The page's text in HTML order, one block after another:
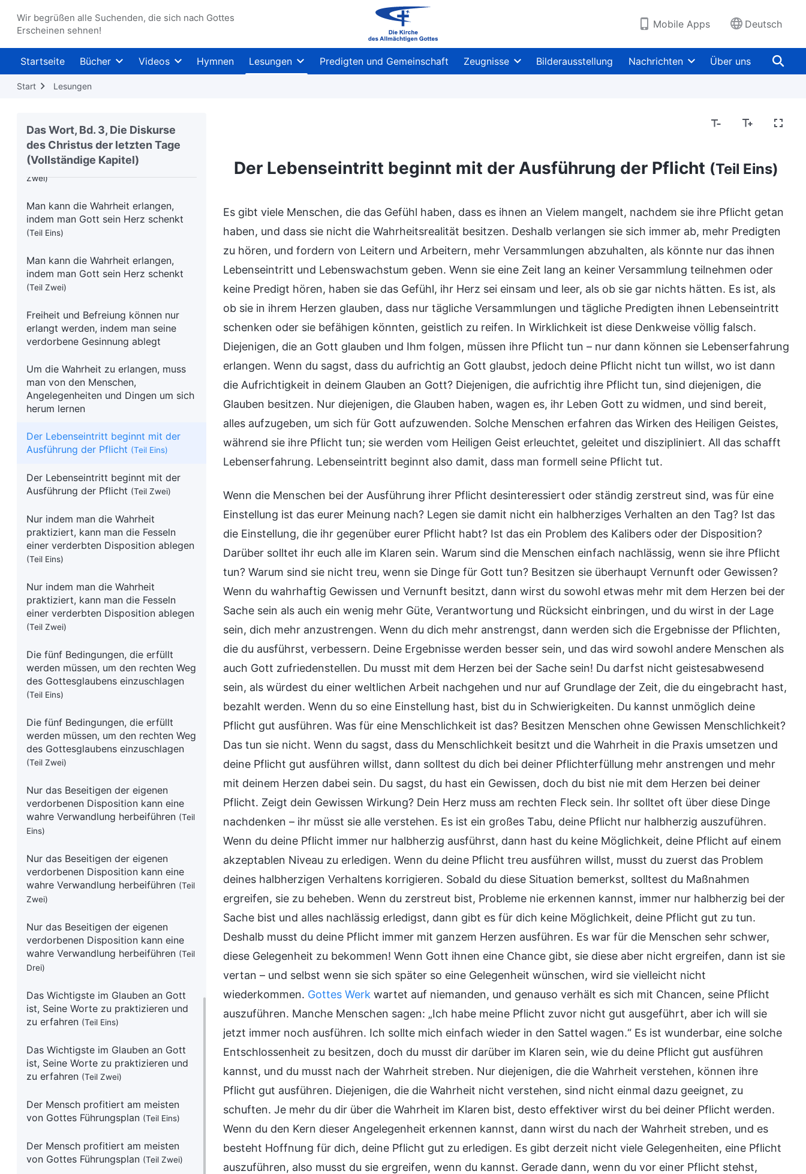
Wir begrüßen alle Suchenden, die sich nach Gottes
Erscheinen sehnen!
Mobile Apps Deutsch
Startseite Bücher Videos Hymnen Lesungen Predigten und Gemeinschaft Zeugnisse Bilderausstellung Nachrichten Über uns
Start Lesungen
Das Wort, Bd. 3, Die Diskurse
des Christus der letzten Tage
(Vollständige Kapitel)
Die Menschen stellen zu viele
Forderungen an Gott
Christi Wesen ist Liebe
Glaube an Gott muss damit
Glaube an Gott muss damit
beginnen, dass man die bösen
Trends der Welt durchschaut
Zwei)
Man kann die Wahrheit erlangen,
indem man Gott sein Herz schenkt
(Teil Eins)
Man kann die Wahrheit erlangen,
indem man Gott sein Herz schenkt
(Teil Zwei)
Freiheit und Befreiung können nur
erlangt werden, indem man seine
verdorbene Gesinnung ablegt
Um die Wahrheit zu erlangen, muss
man von den Menschen,
Angelegenheiten und Dingen um sich
herum lernen
Der Lebenseintritt beginnt mit der
Ausführung der Pflicht (Teil Eins)
Der Lebenseintritt beginnt mit der
Ausführung der Pflicht (Teil Zwei)
Nur indem man die Wahrheit
praktiziert, kann man die Fesseln
einer verderbten Disposition ablegen
(Teil Eins)
Nur indem man die Wahrheit
praktiziert, kann man die Fesseln
einer verderbten Disposition ablegen
(Teil Zwei)
Die fünf Bedingungen, die erfüllt
werden müssen, um den rechten Weg
des Gottesglaubens einzuschlagen
(Teil Eins)
Die fünf Bedingungen, die erfüllt
werden müssen, um den rechten Weg
des Gottesglaubens einzuschlagen
(Teil Zwei)
Nur das Beseitigen der eigenen
verdorbenen Disposition kann eine
wahre Verwandlung herbeiführen (Teil
Eins)
Nur das Beseitigen der eigenen
verdorbenen Disposition kann eine
wahre Verwandlung herbeiführen (Teil
Zwei)
Nur das Beseitigen der eigenen
verdorbenen Disposition kann eine
wahre Verwandlung herbeiführen (Teil
Drei)
Das Wichtigste im Glauben an Gott
ist, Seine Worte zu praktizieren und
zu erfahren (Teil Eins)
Das Wichtigste im Glauben an Gott
ist, Seine Worte zu praktizieren und
zu erfahren (Teil Zwei)
Der Mensch profitiert am meisten
von Gottes Führungsplan (Teil Eins)
Der Mensch profitiert am meisten
von Gottes Führungsplan (Teil Zwei)
Der Lebenseintritt beginnt mit der Ausführung der Pflicht (Teil Eins)
Es gibt viele Menschen, die das Gefühl haben, dass es ihnen an Vielem mangelt, nachdem sie ihre Pflicht getan
haben, und dass sie nicht die Wahrheitsrealität besitzen. Deshalb verlangen sie sich immer ab, mehr Predigten
zu hören, und fordern von Leitern und Arbeitern, mehr Versammlungen abzuhalten, als könnte nur das ihnen
Lebenseintritt und Lebenswachstum geben. Wenn sie eine Zeit lang an keiner Versammlung teilnehmen oder
keine Predigt hören, haben sie das Gefühl, ihr Herz sei einsam und leer, als ob sie gar nichts hätten. Es ist, als
ob sie in ihrem Herzen glauben, dass nur tägliche Versammlungen und tägliche Predigten ihnen Lebenseintritt
schenken oder sie befähigen könnten, geistlich zu reifen. In Wirklichkeit ist diese Denkweise völlig falsch.
Diejenigen, die an Gott glauben und Ihm folgen, müssen ihre Pflicht tun – nur dann können sie Lebenserfahrung
erlangen. Wenn du sagst, dass du aufrichtig an Gott glaubst, jedoch deine Pflicht nicht tun willst, wo ist dann
die Aufrichtigkeit in deinem Glauben an Gott? Diejenigen, die aufrichtig ihre Pflicht tun, sind diejenigen, die
Glauben besitzen. Nur diejenigen, die Glauben haben, wagen es, ihr Leben Gott zu widmen, und sind bereit,
alles aufzugeben, um sich für Gott aufzuwenden. Solche Menschen erfahren das Wirken des Heiligen Geistes,
während sie ihre Pflicht tun; sie werden vom Heiligen Geist erleuchtet, geleitet und diszipliniert. All das schafft
Lebenserfahrung. Lebenseintritt beginnt also damit, dass man formell seine Pflicht tut.
Wenn die Menschen bei der Ausführung ihrer Pflicht desinteressiert oder ständig zerstreut sind, was für eine
Einstellung ist das eurer Meinung nach? Legen sie damit nicht ein halbherziges Verhalten an den Tag? Ist das
die Einstellung, die ihr gegenüber eurer Pflicht habt? Ist das ein Problem des Kalibers oder der Disposition?
Darüber solltet ihr euch alle im Klaren sein. Warum sind die Menschen einfach nachlässig, wenn sie ihre Pflicht
tun? Warum sind sie nicht treu, wenn sie Dinge für Gott tun? Besitzen sie überhaupt Vernunft oder Gewissen?
Wenn du wahrhaftig Gewissen und Vernunft besitzt, dann wirst du sowohl etwas mehr mit dem Herzen bei der
Sache sein als auch ein wenig mehr Güte, Verantwortung und Rücksicht einbringen, und du wirst in der Lage
sein, dich mehr anzustrengen. Wenn du dich mehr anstrengst, dann werden sich die Ergebnisse der Pflichten,
die du ausführst, verbessern. Deine Ergebnisse werden besser sein, und das wird sowohl andere Menschen als
auch Gott zufriedenstellen. Du musst mit dem Herzen bei der Sache sein! Du darfst nicht geistesabwesend
sein, als würdest du einer weltlichen Arbeit nachgehen und nur auf Grundlage der Zeit, die du eingebracht hast,
bezahlt werden. Wenn du so eine Einstellung hast, bist du in Schwierigkeiten. Du kannst unmöglich deine
Pflicht gut ausführen. Was für eine Menschlichkeit ist das? Besitzen Menschen ohne Gewissen Menschlichkeit?
Das tun sie nicht. Wenn du sagst, dass du Menschlichkeit besitzt und die Wahrheit in die Praxis umsetzen und
deine Pflicht gut ausführen willst, dann solltest du dich bei deiner Pflichterfüllung mehr anstrengen und mehr
mit deinem Herzen dabei sein. Du sagst, du hast ein Gewissen, doch du bist nie mit dem Herzen bei deiner
Pflicht. Zeigt dein Gewissen Wirkung? Dein Herz muss am rechten Fleck sein. Ihr solltet oft über diese Dinge
nachdenken – ihr müsst sie alle verstehen. Es ist ein großes Tabu, deine Pflicht nur halbherzig auszuführen.
Wenn du deine Pflicht immer nur halbherzig ausführst, dann hast du keine Möglichkeit, deine Pflicht auf einem
akzeptablen Niveau zu erledigen. Wenn du deine Pflicht treu ausführen willst, musst du zuerst das Problem
deines halbherzigen Verhaltens korrigieren. Sobald du diese Situation bemerkst, solltest du Maßnahmen
ergreifen, sie zu beheben. Wenn du zerstreut bist, Probleme nie erkennen kannst, immer nur halbherzig bei der
Sache bist und alles nachlässig erledigst, dann gibt es für dich keine Möglichkeit, deine Pflicht gut zu tun.
Deshalb musst du deine Pflicht immer mit ganzem Herzen ausführen. Es war für die Menschen sehr schwer,
diese Gelegenheit zu bekommen! Wenn Gott ihnen eine Chance gibt, sie diese aber nicht ergreifen, dann ist sie
vertan – und selbst wenn sie sich später so eine Gelegenheit wünschen, wird sie vielleicht nicht
wiederkommen. Gottes Werk wartet auf niemanden, und genauso verhält es sich mit Chancen, seine Pflicht
auszuführen. Manche Menschen sagen: „Ich habe meine Pflicht zuvor nicht gut ausgeführt, aber ich will sie
jetzt immer noch ausführen. Ich sollte mich einfach wieder in den Sattel wagen.“ Es ist wunderbar, eine solche
Entschlossenheit zu besitzen, doch du musst dir darüber im Klaren sein, wie du deine Pflicht gut ausführen
kannst, und du musst nach der Wahrheit streben. Nur diejenigen, die die Wahrheit verstehen, können ihre
Pflicht gut ausführen. Diejenigen, die die Wahrheit nicht verstehen, sind nicht einmal dazu geeignet, zu
schuften. Je mehr du dir über die Wahrheit im Klaren bist, desto effektiver wirst du bei deiner Pflicht werden.
Wenn du den Kern dieser Angelegenheit erkennen kannst, dann wirst du nach der Wahrheit streben, und es
besteht Hoffnung für dich, deine Pflicht gut zu erledigen. Es gibt derzeit nicht viele Gelegenheiten, eine Pflicht
auszuführen, also musst du sie ergreifen, wenn du kannst. Gerade dann, wenn du vor einer Pflicht stehst,